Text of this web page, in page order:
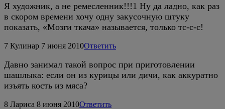
Я художник, а не ремесленник!!!1 Ну да ладно, как раз
в скором времени хочу одну закусочную штуку
показать, «Мозги ткача» называется, только тс-с-с!
7 Кулинар 7 июня 2010Ответить
Давно занимал такой вопрос при приготовлении
шашлыка: если он из курицы или дичи, как аккуратно
изъять кость из мяса?
8 Лариса 8 июня 2010Ответить